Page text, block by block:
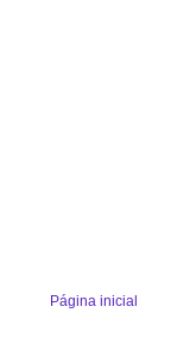
Página inicial